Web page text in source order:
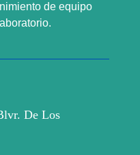
de equipo
De Los